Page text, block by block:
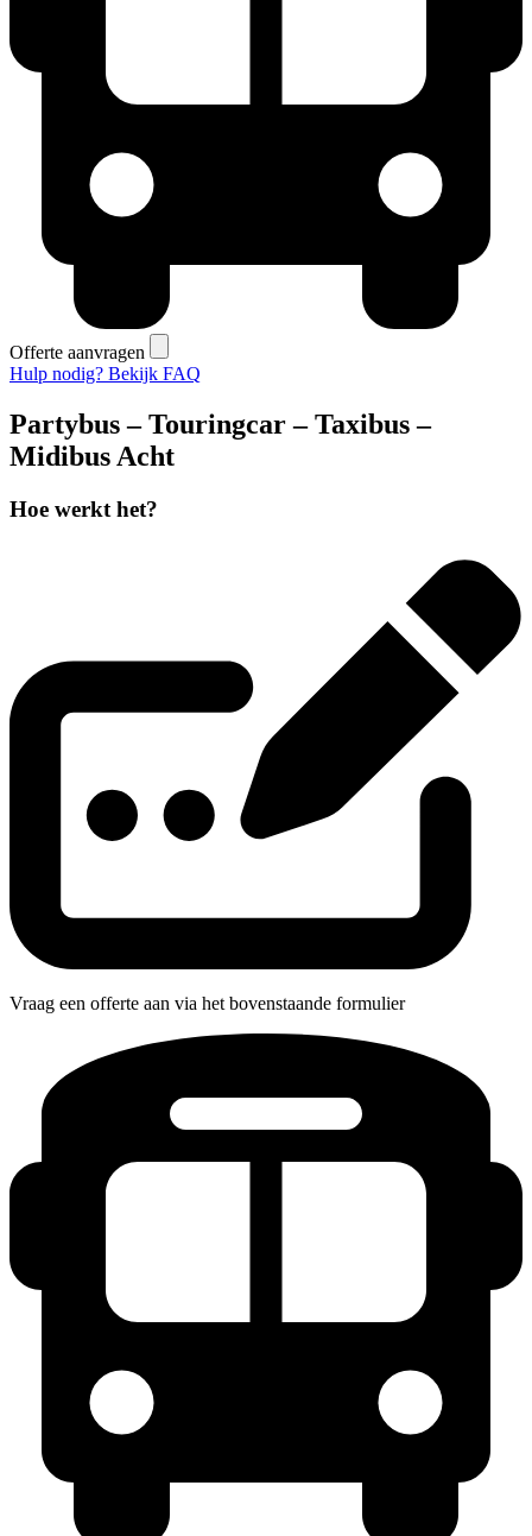
Offerte aanvragen
Hulp nodig? Bekijk FAQ
Partybus – Touringcar – Taxibus –
Midibus Acht
Hoe werkt het?
Vraag een offerte aan via het bovenstaande formulier